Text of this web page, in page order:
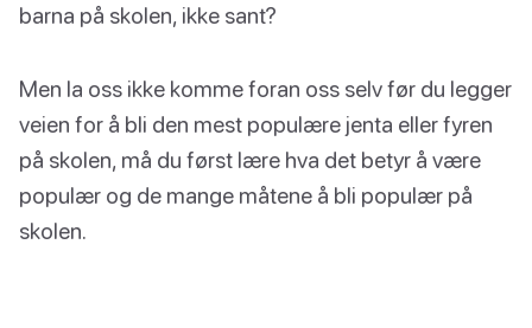
barna på skolen, ikke sant?
Men la oss ikke komme foran oss selv før du legger
veien for å bli den mest populære jenta eller fyren
på skolen, må du først lære hva det betyr å være
populær og de mange måtene å bli populær på
skolen.